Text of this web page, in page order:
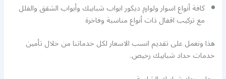
كافة أنواع اسوار ولوازم ديكور ابواب شبابيك وأبواب الشقق والفلل
مع تركيب اقفال ذات أنواع مناسبة وفاخرة
هذا ونعمل على تقديم انسب الاسعار لكل خدماتنا من خلال تأمين
خدمات حداد شبابيك رخيص.